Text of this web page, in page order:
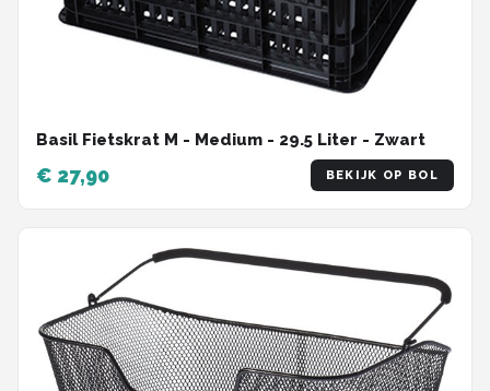
Basil Fietskrat M - Medium - 29.5 Liter - Zwart
€ 27,90 BEKIJK OP BOL